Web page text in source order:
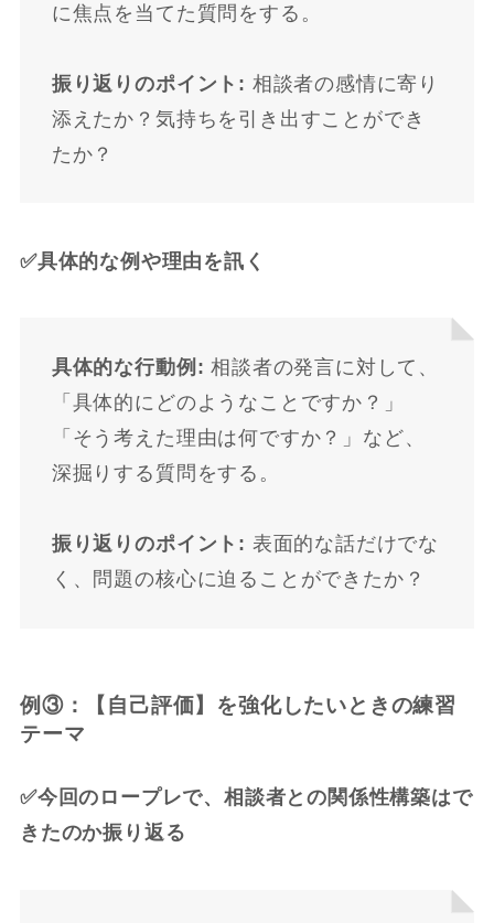
に焦点を当てた質問をする。
振り返りのポイント: 相談者の感情に寄り
添えたか？気持ちを引き出すことができ
たか？
✅具体的な例や理由を訊く
具体的な行動例: 相談者の発言に対して、
「具体的にどのようなことですか？」
「そう考えた理由は何ですか？」など、
深掘りする質問をする。
振り返りのポイント: 表面的な話だけでな
く、問題の核心に迫ることができたか？
例③：【自己評価】を強化したいときの練習
テーマ
✅今回のロープレで、相談者との関係性構築はで
きたのか振り返る